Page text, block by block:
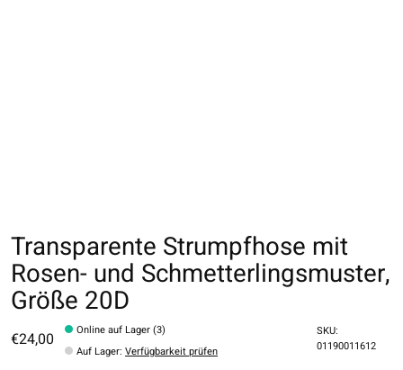
Transparente Strumpfhose mit
Rosen- und Schmetterlingsmuster,
Größe 20D
€24,00
Online auf Lager (3)
Auf Lager:Verfügbarkeit prüfen
SKU:
01190011612